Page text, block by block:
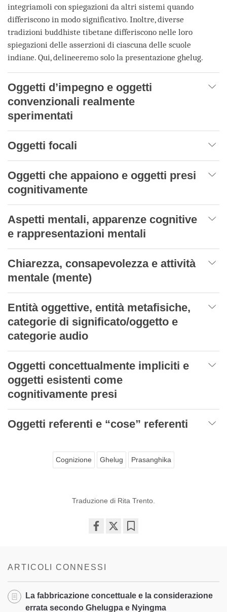
integriamoli con spiegazioni da altri sistemi quando
differiscono in modo significativo. Inoltre, diverse
tradizioni buddhiste tibetane differiscono nelle loro
spiegazioni delle asserzioni di ciascuna delle scuole
indiane. Qui, delineeremo solo la presentazione ghelug.
Oggetti d’impegno e oggetti
convenzionali realmente
sperimentati
Oggetti focali
Oggetti che appaiono e oggetti presi
cognitivamente
Aspetti mentali, apparenze cognitive
e rappresentazioni mentali
Chiarezza, consapevolezza e attività
mentale (mente)
Entità oggettive, entità metafisiche,
categorie di significato/oggetto e
categorie audio
Oggetti concettualmente impliciti e
oggetti esistenti come
cognitivamente presi
Oggetti referenti e “cose” referenti
Cognizione Ghelug Prasanghika
Traduzione di Rita Trento.
ARTICOLI CONNESSI
La fabbricazione concettuale e la considerazione
errata secondo Ghelugpa e Nyingma